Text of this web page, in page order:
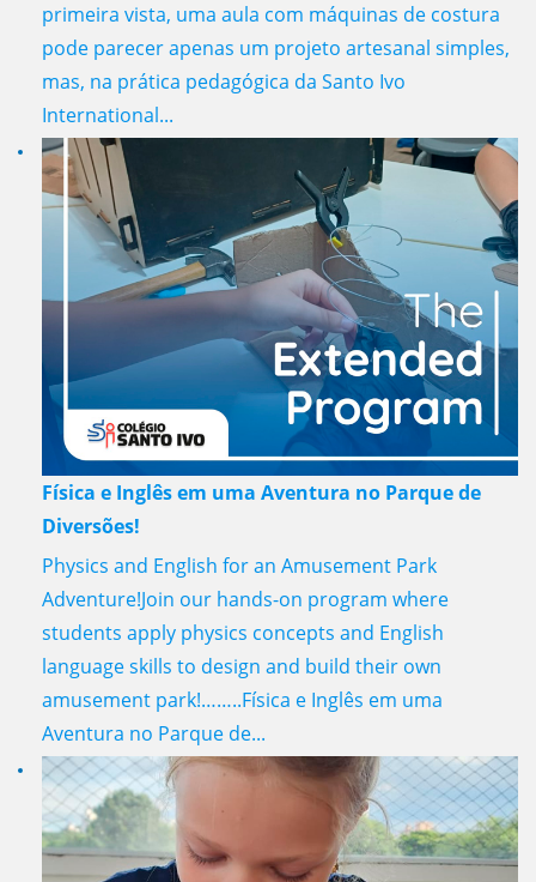
primeira vista, uma aula com máquinas de costura
pode parecer apenas um projeto artesanal simples,
mas, na prática pedagógica da Santo Ivo
International...
Física e Inglês em uma Aventura no Parque de
Diversões!
Physics and English for an Amusement Park
Adventure!Join our hands-on program where
students apply physics concepts and English
language skills to design and build their own
amusement park!……..Física e Inglês em uma
Aventura no Parque de...